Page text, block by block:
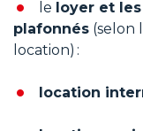
le loyer et
plafonnés (selon
location) :
location